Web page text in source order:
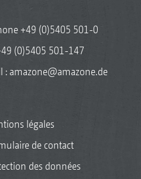
+49 (0)5405 501-0
(0)5405 501-147
: amazone@amazone.de
légales
de contact
des données